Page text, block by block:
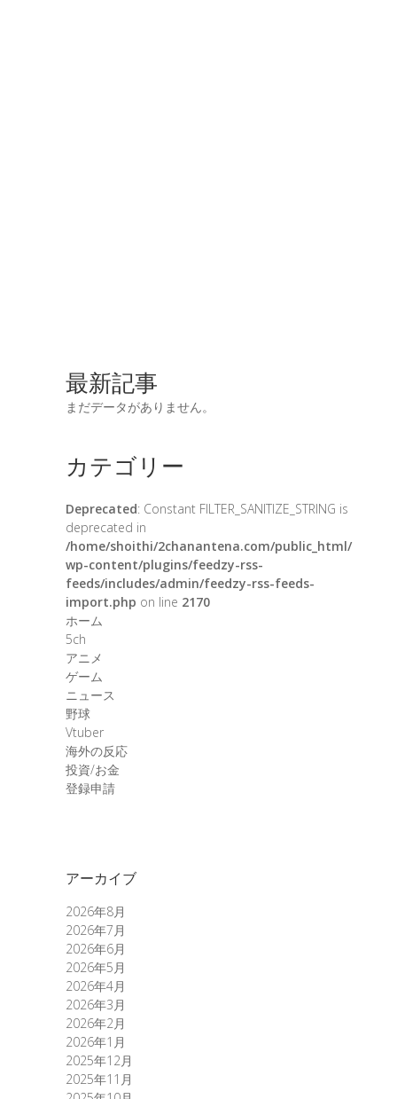
最新記事
まだデータがありません。
カテゴリー
Deprecated: Constant FILTER_SANITIZE_STRING is
deprecated in
/home/shoithi/2chanantena.com/public_html/
wp-content/plugins/feedzy-rss-
feeds/includes/admin/feedzy-rss-feeds-
import.php on line 2170
ホーム
5ch
アニメ
ゲーム
ニュース
野球
Vtuber
海外の反応
投資/お金
登録申請
アーカイブ
2026年8月
2026年7月
2026年6月
2026年5月
2026年4月
2026年3月
2026年2月
2026年1月
2025年12月
2025年11月